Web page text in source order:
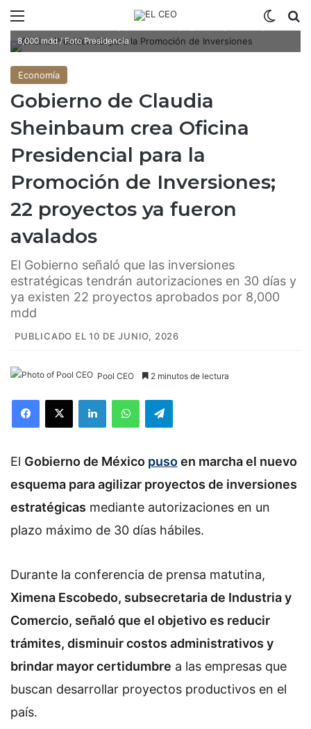
El Gobierno señaló que las inversiones estratégicas tendrán
8,000 mdd / Foto Presidencia
Economía
Gobierno de Claudia
Sheinbaum crea Oficina
Presidencial para la
Promoción de Inversiones;
22 proyectos ya fueron
avalados
El Gobierno señaló que las inversiones
estratégicas tendrán autorizaciones en 30 días y
ya existen 22 proyectos aprobados por 8,000
mdd
PUBLICADO EL 10 DE JUNIO, 2026
Pool CEO 2 minutos de lectura
El Gobierno de México pusoen marcha el nuevo
esquema para agilizar proyectos de inversiones
estratégicas mediante autorizaciones en un
plazo máximo de 30 días hábiles.
Durante la conferencia de prensa matutina,
Ximena Escobedo, subsecretaria de Industria y
Comercio, señaló que el objetivo es reducir
trámites, disminuir costos administrativos y
brindar mayor certidumbre a las empresas que
buscan desarrollar proyectos productivos en el
país.